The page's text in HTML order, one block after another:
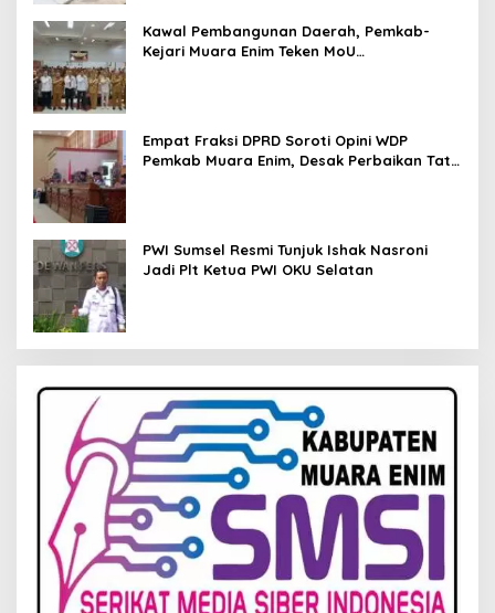
Kawal Pembangunan Daerah, Pemkab-
Kejari Muara Enim Teken MoU
Empat Fraksi DPRD Soroti Opini WDP
Pemkab Muara Enim, Desak Perbaikan Tata
PWI Sumsel Resmi Tunjuk Ishak Nasroni
Jadi Plt Ketua PWI OKU Selatan